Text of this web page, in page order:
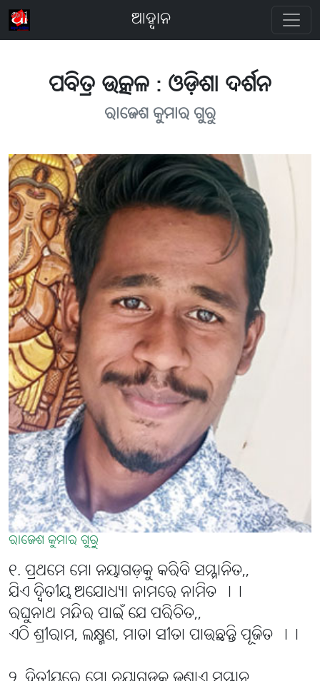
ଆହ୍ବାନ
ପବିତ୍ର ଉତ୍କଳ : ଓଡ଼ିଶା ଦର୍ଶନ
ରାଜେଶ କୁମାର ଗୁରୁ
ରାଜେଶ କୁମାର ଗୁରୁ
୧. ପ୍ରଥମେ ମୋ ନୟାଗଡ଼କୁ କରିବି ସମ୍ମାନିତ,,
ଯିଏ ଦ୍ବିତୀୟ ଅଯୋଧ୍ୟା ନାମରେ ନାମିତ ।।
ରଘୁନାଥ ମନ୍ଦିର ପାଇଁ ଯେ ପରିଚିତ,,
ଏଠି ଶ୍ରୀରାମ, ଲକ୍ଷ୍ମଣ, ମାତା ସୀତା ପାଉଛନ୍ତି ପୂଜିତ ।।